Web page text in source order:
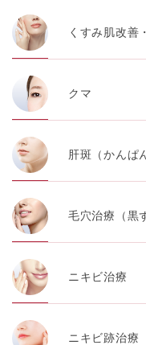
くすみ肌改善
クマ
肝斑（かんぱ
毛穴治療（黒
ニキビ治療
ニキビ跡治療